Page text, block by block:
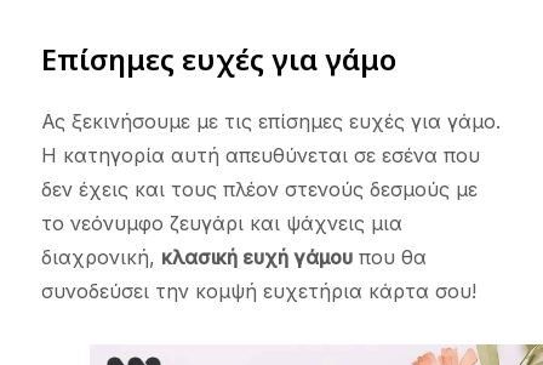
Επίσημες ευχές για γάμο
Ας ξεκινήσουμε με τις επίσημες ευχές για γάμο.
Η κατηγορία αυτή απευθύνεται σε εσένα που
δεν έχεις και τους πλέον στενούς δεσμούς με
το νεόνυμφο ζευγάρι και ψάχνεις μια
διαχρονική, κλασική ευχή γάμουπου θα
συνοδεύσει την κομψή ευχετήρια κάρτα σου!